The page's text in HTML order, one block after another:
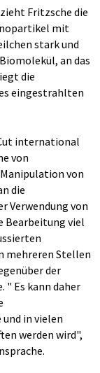
Fritzsche die
mit
stark und
an das
die
eingestrahlten
international
von
von
die
Verwendung von
Bearbeitung viel
mehreren Stellen
der
Es kann daher
in vielen
werden wird",